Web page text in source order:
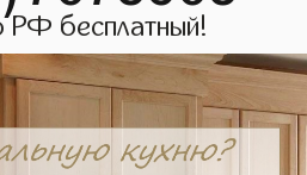
РФ бесплатный!